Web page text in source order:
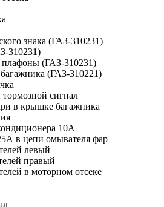
знака (ГАЗ-310231)
310231)
(ГАЗ-310231)
(ГАЗ-310221)
сигнал
в крышке багажника
10А
в цепи омывателя фар
левый
правый
в моторном отсеке